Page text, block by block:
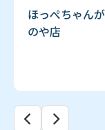
ほっぺちゃん
のや店